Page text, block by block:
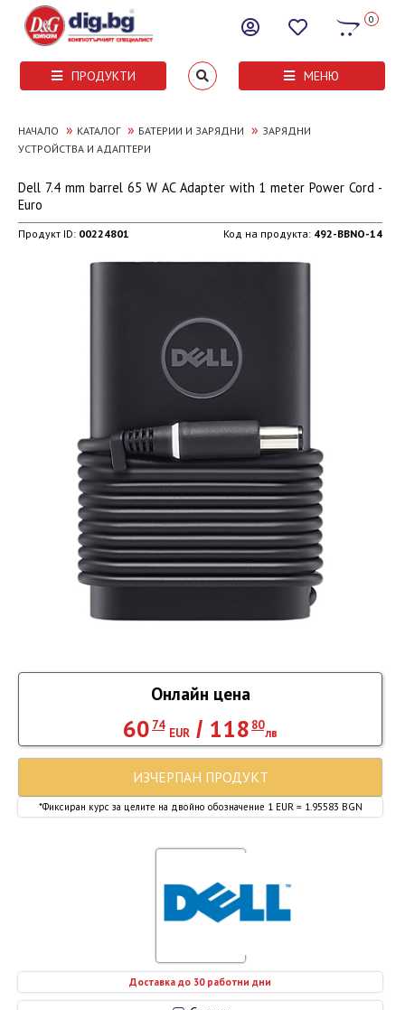
0
ПРОДУКТИ МЕНЮ
НАЧАЛО » КАТАЛОГ » БАТЕРИИ И ЗАРЯДНИ » ЗАРЯДНИ
УСТРОЙСТВА И АДАПТЕРИ
Dell 7.4 mm barrel 65 W AC Adapter with 1 meter Power Cord -
Euro
Продукт ID: 00224801 Код на продукта: 492-BBNO-14
Доставка до 30 работни дни
Онлайн цена
60 74
EUR / 118 80
лв
*Фиксиран курс за целите на двойно обозначение 1 EUR = 1.95583 BGN
ИЗЧЕРПАН ПРОДУКТ